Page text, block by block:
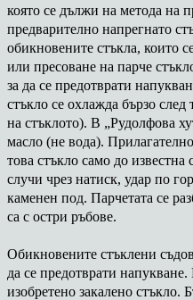
която се дължи на метода на
предварително напрегнато
обикновените стъкла, които
или пресоване на парче
за да се предотврати
стъкло се охлажда бързо след
на стъклото). В „Рудолфова
масло (не вода).
това стъкло само до
случи чрез натиск, удар по
каменен под. Парчетата се
са с остри ръбове.
Обикновените стъклени
да се предотврати
изобретено закалено стъкло.